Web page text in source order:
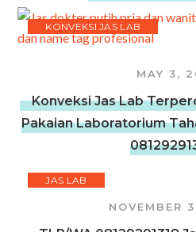
KONVEKSI JAS LAB
MAY 3,
Konveksi Jas Lab
Pakaian Laboratorium
JAS LAB
NOVEMBER